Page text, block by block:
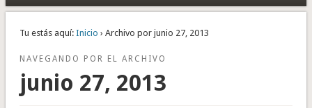
Tu estás aquí: Inicio › Archivo por junio 27, 2013
NAVEGANDO POR EL ARCHIVO
junio 27, 2013